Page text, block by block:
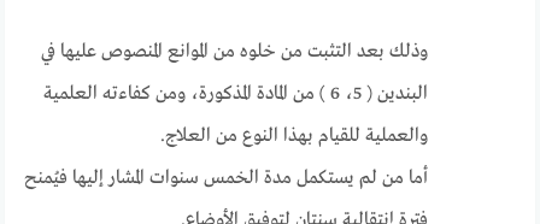
وذلك بعد التثبت من خلوه من الموانع المنصوص عليها في
البندين ( 5، 6 ) من المادة المذكورة، ومن كفاءته العلمية
والعملية للقيام بهذا النوع من العلاج.
أما من لم يستكمل مدة الخمس سنوات المشار إليها فيُمنح